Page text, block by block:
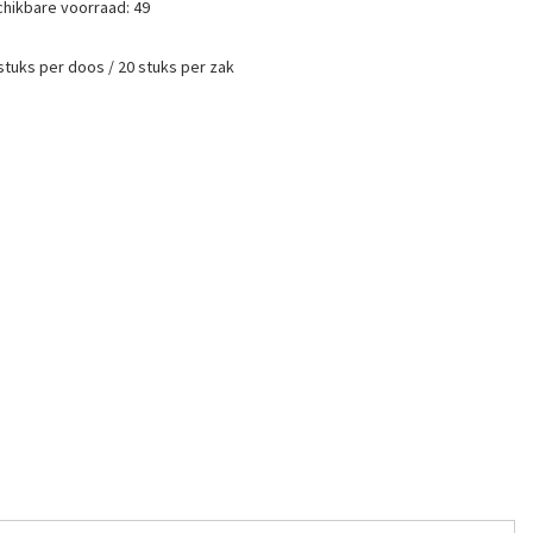
voorraad: 49
per doos / 20 stuks per zak